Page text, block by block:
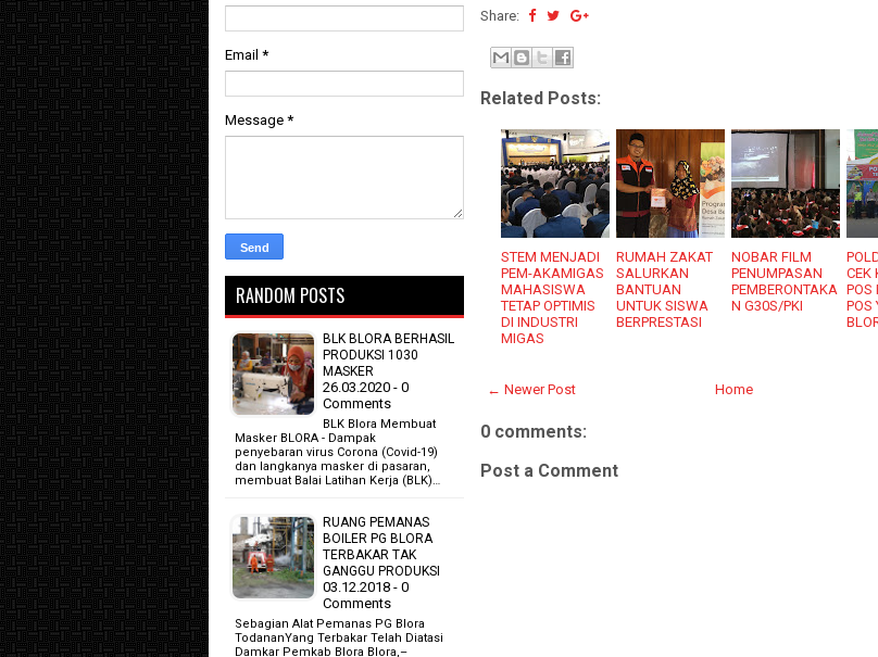
Share:
Related Posts:
STEM MENJADI
PEM-AKAMIGAS
MAHASISWA
TETAP OPTIMIS
DI INDUSTRI
MIGAS
RUMAH ZAKAT
SALURKAN
BANTUAN
UNTUK SISWA
BERPRESTASI
NOBAR FILM
PENUMPASAN
PEMBERONTAKA
N G30S/PKI
CEK
POS
POS
← Newer Post Home
0 comments:
Post a Comment
Email *
Message *
RANDOM POSTS
BLK BLORA BERHASIL
PRODUKSI 1030
MASKER
26.03.2020 - 0
Comments
BLK Blora Membuat
Masker BLORA - Dampak
penyebaran virus Corona (Covid-19)
dan langkanya masker di pasaran,
membuat Balai Latihan Kerja (BLK)…
RUANG PEMANAS
BOILER PG BLORA
TERBAKAR TAK
GANGGU PRODUKSI
03.12.2018 - 0
Comments
Sebagian Alat Pemanas PG Blora
TodananYang Terbakar Telah Diatasi
Damkar Pemkab Blora Blora,–